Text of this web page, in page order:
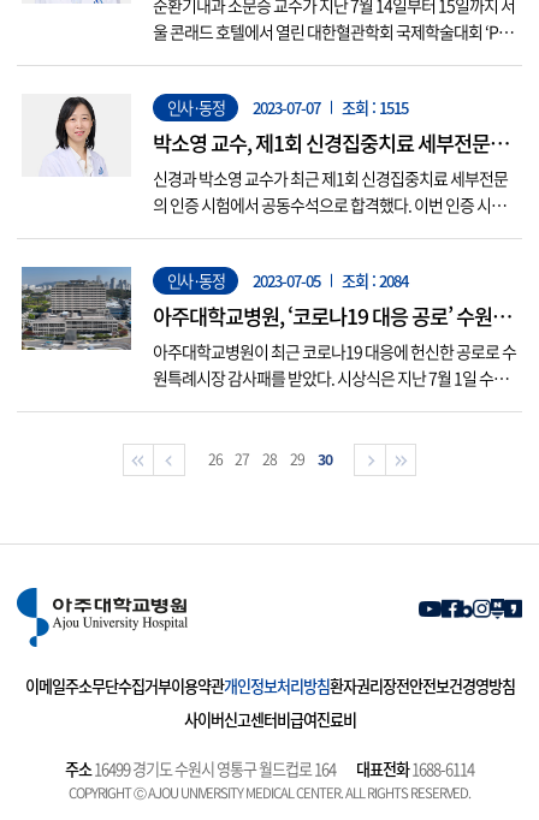
울 콘래드 호텔에서 열린 대한혈관학회 국제학술대회 ‘Puls
neous coronary intervention and lipid bur...
인사·동정 2023-07-07 조회 : 1515
박소영 교수, 제1회 신경집중치료 세부전문의
인증 시험 수석 합격
신경과 박소영 교수가 최근 제1회 신경집중치료 세부전문
의 인증 시험에서 공동수석으로 합격했다. 이번 인증 시험
상은 지난 6월 17일 개최된 대한신경집중치료학회 춘계학
술대회에서 진행됐다. 한편, 박소영 교수의 전문진료분야
는 뇌졸중(중풍), 뇌혈관질환,...
인사·동정 2023-07-05 조회 : 2084
아주대학교병원, ‘코로나19 대응 공로’ 수원특
례시장 감사패 수상
아주대학교병원이 최근 코로나19 대응에 헌신한 공로로 수
원특례시장 감사패를 받았다. 시상식은 지난 7월 1일 수원S
비롯하여 코로나19 전담병원 7곳과 의약 단체, 보건의료인
등에 대한 시상이 진행됐다. 아주대학교병원은 코로나19
26 27 28 29 30
이메일주소무단수집거부이용약관개인정보처리방침환자권리장전안전보건경영방침
사이버신고센터비급여진료비
주소16499 경기도 수원시 영통구 월드컵로 164 대표전화1688-6114
COPYRIGHT Ⓒ AJOU UNIVERSITY MEDICAL CENTER. ALL RIGHTS RESERVED.